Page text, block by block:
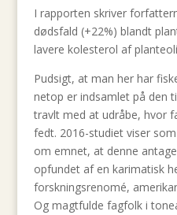
I rapporten skriver
dødsfald (+22%) blandt
lavere kolesterol af
Pudsigt, at man her har
netop er indsamlet på den
travlt med at udråbe, hvor
fedt. 2016-studiet viser
om emnet, at denne
opfundet af en karimatisk
forskningsrenomé,
Og magtfulde fagfolk i